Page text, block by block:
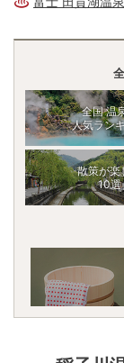
全国 温
人気ラン
散策が楽
10選